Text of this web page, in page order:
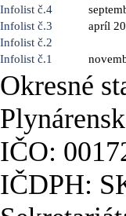
Infolist č.4
Infolist č.3
apríl
Infolist č.2
Infolist č.1
Okresné
IČO:
IČDPH: